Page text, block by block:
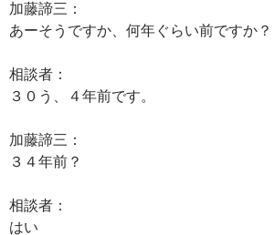
加藤諦三：
あーそうですか、何年ぐらい前ですか？
相談者：
３０う、４年前です。
加藤諦三：
３４年前？
相談者：
はい